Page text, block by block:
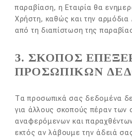
παραβίαση, η Εταιρία θα
Χρήστη, καθώς και την
από τη διαπίστωση της
3. ΣΚΟΠΟΣ
ΠΡΟΣΩΠΙΚΩΝ
Τα προσωπικά σας δεδομένα
για άλλους σκοπούς πέραν των
αναφερόμενων και
εκτός αν λάβουμε την άδειά